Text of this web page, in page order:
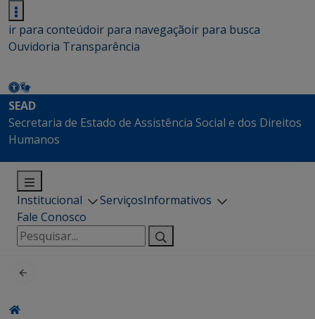
ir para conteúdoir para navegaçãoir para busca
Ouvidoria Transparência
SEAD
Secretaria de Estado de Assistência Social e dos Direitos
Humanos
Institucional ServiçosInformativos
Fale Conosco
Pesquisar
por: